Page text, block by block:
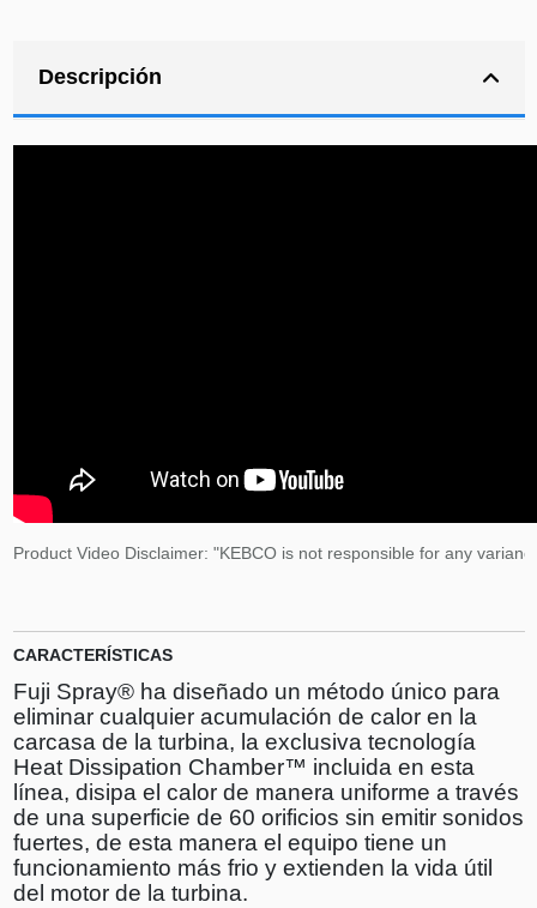
Descripción
Product Video Disclaimer: "KEBCO is not responsible for any
CARACTERÍSTICAS
Fuji Spray® ha diseñado un método único para
eliminar cualquier acumulación de calor en la
carcasa de la turbina, la exclusiva tecnología
Heat Dissipation Chamber™ incluida en esta
línea, disipa el calor de manera uniforme a través
de una superficie de 60 orificios sin emitir sonidos
fuertes, de esta manera el equipo tiene un
funcionamiento más frio y extienden la vida útil
del motor de la turbina.